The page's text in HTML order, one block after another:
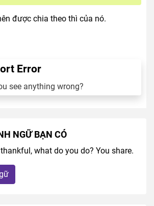
được chia theo thì của nó.
Error
see anything wrong?
NGỮ BẠN CÓ
what do you do? You share.